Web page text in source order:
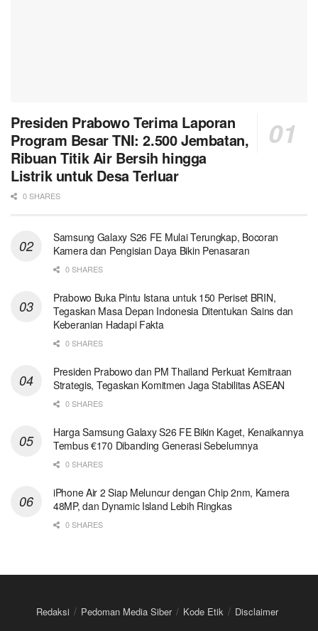
Presiden Prabowo Terima Laporan
Program Besar TNI: 2.500 Jembatan,
Ribuan Titik Air Bersih hingga
Listrik untuk Desa Terluar
0 SHARES
Samsung Galaxy S26 FE Mulai Terungkap, Bocoran
Kamera dan Pengisian Daya Bikin Penasaran
0 SHARES
Prabowo Buka Pintu Istana untuk 150 Periset BRIN,
Tegaskan Masa Depan Indonesia Ditentukan Sains dan
Keberanian Hadapi Fakta
0 SHARES
Presiden Prabowo dan PM Thailand Perkuat Kemitraan
Strategis, Tegaskan Komitmen Jaga Stabilitas ASEAN
0 SHARES
Harga Samsung Galaxy S26 FE Bikin Kaget, Kenaikannya
Tembus €170 Dibanding Generasi Sebelumnya
0 SHARES
iPhone Air 2 Siap Meluncur dengan Chip 2nm, Kamera
48MP, dan Dynamic Island Lebih Ringkas
0 SHARES
Redaksi Pedoman Media Siber Kode Etik Disclaimer